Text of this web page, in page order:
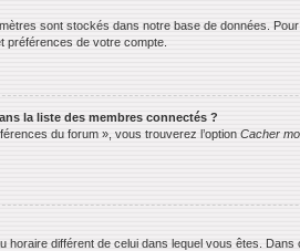
sont stockés dans notre base de données.
préférences de votre compte.
la liste des membres connectés ?
du forum », vous trouverez l’option Cacher
horaire différent de celui dans lequel vous êtes.